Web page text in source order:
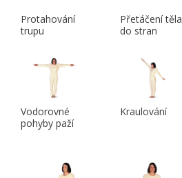
Protahování
trupu
Přetáčení těla
do stran
Vodorovné
pohyby paží
Kraulování